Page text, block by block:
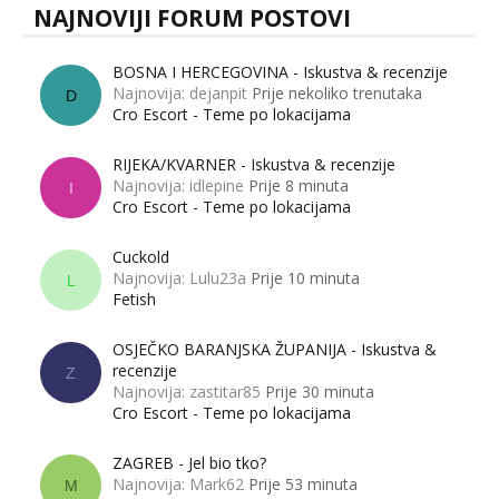
NAJNOVIJI FORUM POSTOVI
D
BOSNA I HERCEGOVINA - Iskustva & recenzije
Najnovija: dejanpit Prije nekoliko trenutaka
Cro Escort - Teme po lokacijama
I
RIJEKA/KVARNER - Iskustva & recenzije
Najnovija: idlepine Prije 8 minuta
Cro Escort - Teme po lokacijama
L
Cuckold
Najnovija: Lulu23a Prije 10 minuta
Fetish
Z
OSJEČKO BARANJSKA ŽUPANIJA - Iskustva &
recenzije
Najnovija: zastitar85 Prije 30 minuta
Cro Escort - Teme po lokacijama
M
ZAGREB - Jel bio tko?
Najnovija: Mark62 Prije 53 minuta